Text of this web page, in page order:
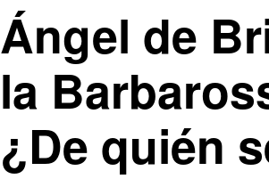
Ángel de
la
¿De quién